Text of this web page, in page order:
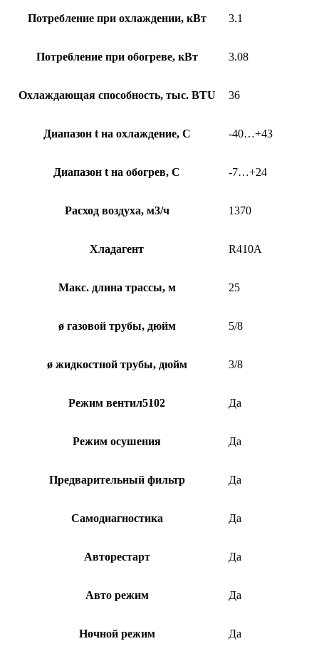
Потребление при охлаждении, кВт 3.1
Потребление при обогреве, кВт 3.08
Охлаждающая способность, тыс. BTU 36
Диапазон t на охлаждение, С -40…+43
Диапазон t на обогрев, С -7…+24
Расход воздуха, м3/ч 1370
Хладагент R410A
Макс. длина трассы, м 25
ø газовой трубы, дюйм 5/8
ø жидкостной трубы, дюйм 3/8
Режим вентил5102 Да
Режим осушения Да
Предварительный фильтр Да
Самодиагностика Да
Авторестарт Да
Авто режим Да
Ночной режим Да